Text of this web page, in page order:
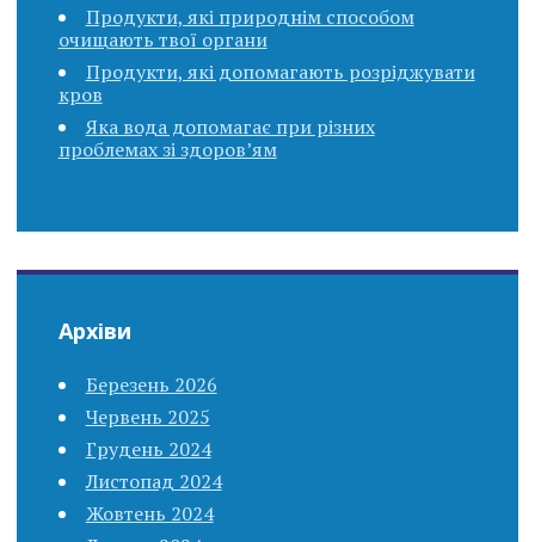
Продукти, які природнім способом
очищають твої органи
Продукти, які допомагають розріджувати
кров
Яка вода допомагає при різних
проблемах зі здоров’ям
Архіви
Березень 2026
Червень 2025
Грудень 2024
Листопад 2024
Жовтень 2024